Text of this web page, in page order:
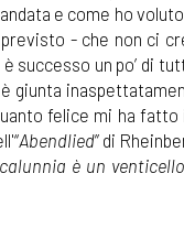
e come ho
- che non ci
successo un po’ di
giunta
felice mi ha
Abendlied” di
è un